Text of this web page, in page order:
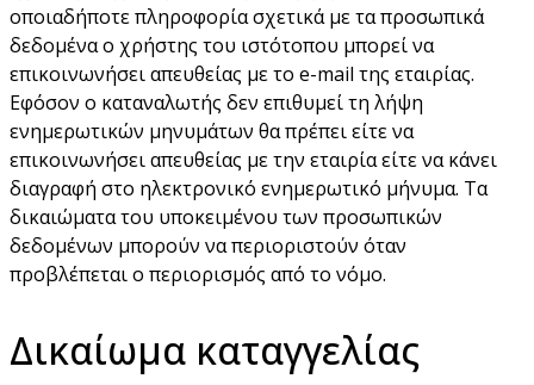
οποιαδήποτε πληροφορία σχετικά με τα προσωπικά
δεδομένα ο χρήστης του ιστότοπου μπορεί να
επικοινωνήσει απευθείας με το e-mail της εταιρίας.
Εφόσον ο καταναλωτής δεν επιθυμεί τη λήψη
ενημερωτικών μηνυμάτων θα πρέπει είτε να
επικοινωνήσει απευθείας με την εταιρία είτε να κάνει
διαγραφή στο ηλεκτρονικό ενημερωτικό μήνυμα. Τα
δικαιώματα του υποκειμένου των προσωπικών
δεδομένων μπορούν να περιοριστούν όταν
προβλέπεται ο περιορισμός από το νόμο.
Δικαίωμα καταγγελίας